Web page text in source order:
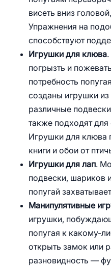
висеть вниз
Упражнения на
способствуют
Игрушки для клюва.
погрызть и
потребность
созданы игрушки
различные
также подходят для
Игрушки для клюва
книги и обои от
Игрушки для лап.
подвески, шариков
попугай
Манипулятивные
игрушки,
попугая к какому-
открыть замок или
разновидность —